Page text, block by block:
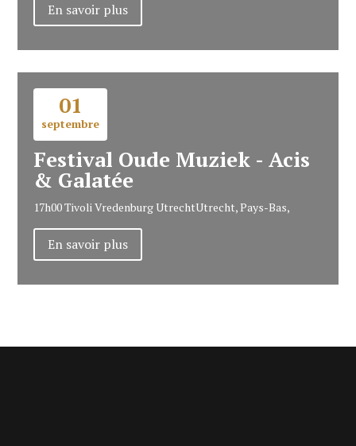
En savoir plus
01
septembre
Festival Oude Muziek - Acis
& Galatée
17h00Tivoli Vredenburg UtrechtUtrecht, Pays-Bas,
En savoir plus